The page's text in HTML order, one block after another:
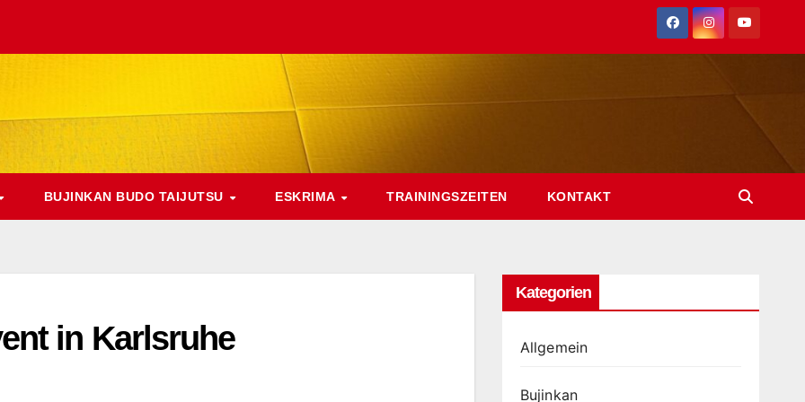
BUJINKAN BUDO TAIJUTSU ESKRIMA TRAININGSZEITEN KONTAKT
in Karlsruhe
Kategorien
Allgemein
Bujinkan